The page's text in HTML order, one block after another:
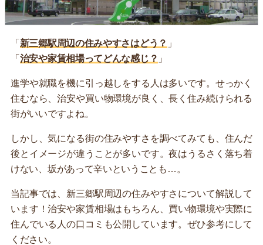
「 新三郷駅周辺の住みやすさはどう？ 」
「 治安や家賃相場ってどんな感じ？ 」
進学や就職を機に引っ越しをする人は多いです。せっかく
住むなら、治安や買い物環境が良く、長く住み続けられる
街がいいですよね。
しかし、気になる街の住みやすさを調べてみても、住んだ
後とイメージが違うことが多いです。夜はうるさく落ち着
けない、坂があって辛いということも…。
当記事では、新三郷駅周辺の住みやすさについて解説して
います！治安や家賃相場はもちろん、買い物環境や実際に
住んでいる人の口コミも公開しています。ぜひ参考にして
ください。